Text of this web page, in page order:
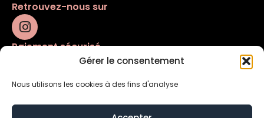
Gérer le consentement
Nous utilisons les cookies à des fins d'analyse
Retrouvez-nous sur
Paiement sécurisé